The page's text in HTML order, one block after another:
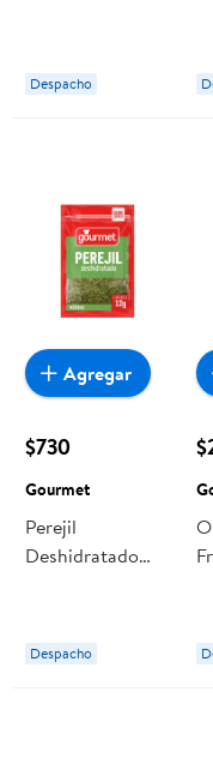
Despacho
$730
Gourmet
Perejil
Deshidratado
Despacho
Agregar